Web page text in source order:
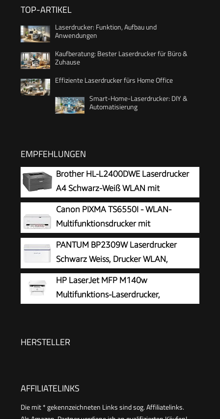
TOP-ARTIKEL
Laserdrucker: Funktion, Aufbau und
Anwendungen
Kaufberatung: Bester Laserdrucker für Büro &
Zuhause
Effiziente Laserdrucker fürs Home Office
Smart-Home-Laserdrucker: DIY &
Automatisierung
EMPFEHLUNGEN
Brother HL-L2400DWE Laserdrucker
A4 Schwarz-Weiß WLAN mit
Automatischem Duplexdruck LC-
Display
Canon PIXMA TS6550I - WLAN-
Multifunktionsdrucker mit
Papierkassette und Frontbedienung |
Kabelloses Drucken vom Smartphone leicht
gemacht PIXMA Print Plan kompatibel
PANTUM BP2309W Laserdrucker
Schwarz Weiss, Drucker WLAN,
Airprint, Mopria, Klein für Heim & Büro,
20ppm, Inklusive 500-Seiten-Start-
Tonerkartusche
HP LaserJet MFP M140w
Multifunktions-Laserdrucker,
weiß-Drucker
HERSTELLER
AFFILIATELINKS
Die mit * gekennzeichneten Links sind sog. Affiliatelinks.